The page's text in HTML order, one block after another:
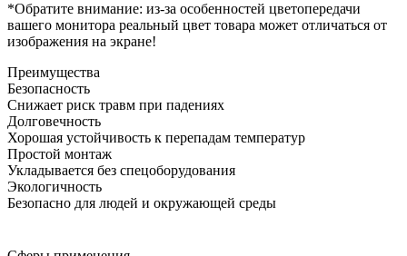
*Обратите внимание: из-за особенностей цветопередачи
вашего монитора реальный цвет товара может отличаться от
изображения на экране!
Преимущества
Безопасность
Снижает риск травм при падениях
Долговечность
Хорошая устойчивость к перепадам температур
Простой монтаж
Укладывается без спецоборудования
Экологичность
Безопасно для людей и окружающей среды